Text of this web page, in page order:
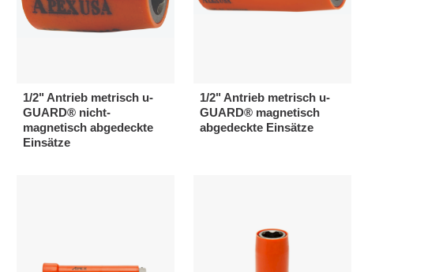
1/2" Antrieb metrisch u-
GUARD® nicht-
magnetisch abgedeckte
Einsätze
1/2" Antrieb metrisch u-
GUARD® magnetisch
abgedeckte Einsätze